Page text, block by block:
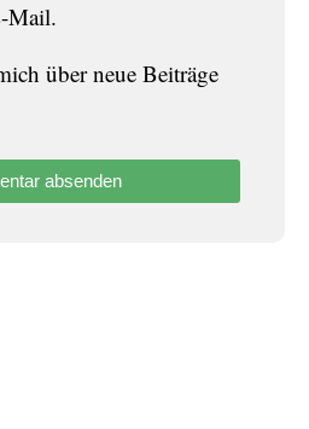
Mail.
über neue Beiträge